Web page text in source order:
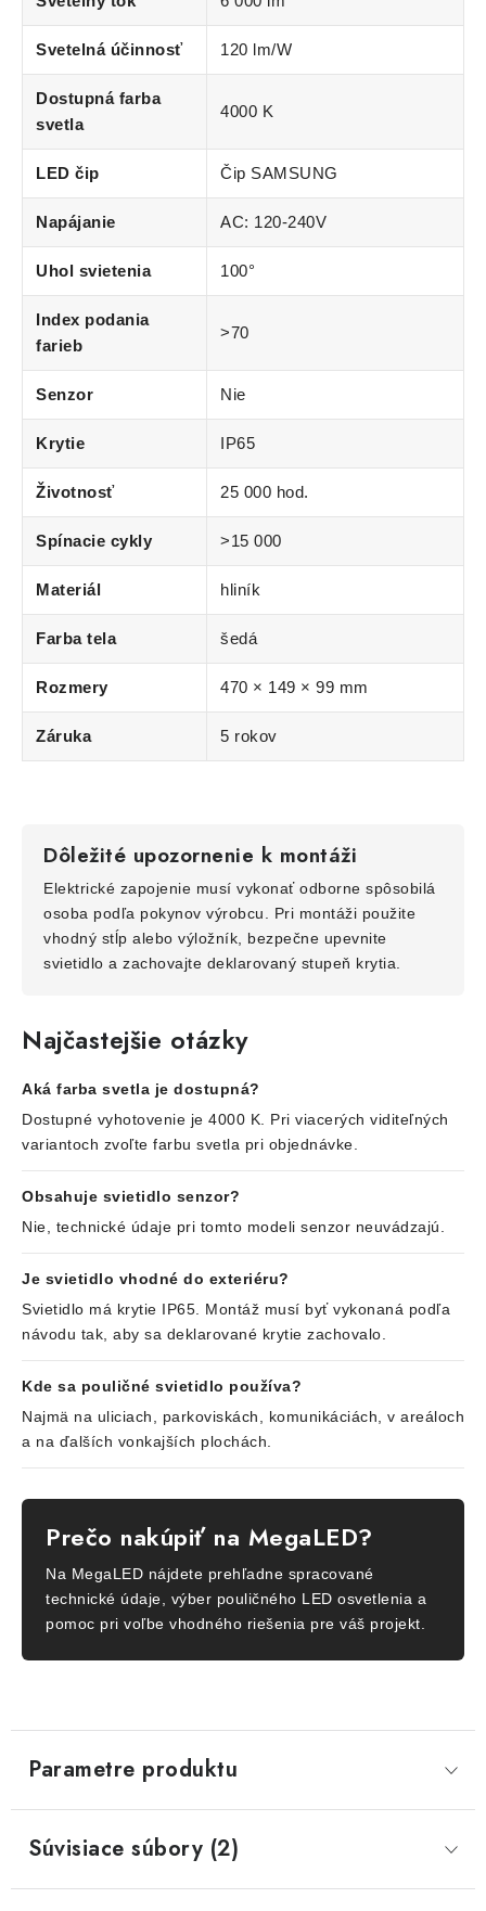
Svetelná účinnosť 120 lm/W
Dostupná farba
svetla
4000 K
LED čip Čip SAMSUNG
Napájanie AC: 120-240V
Uhol svietenia 100°
Index podania
farieb
>70
Senzor Nie
Krytie IP65
Životnosť 25 000 hod.
Spínacie cykly >15 000
Materiál hliník
Farba tela šedá
Rozmery 470 × 149 × 99 mm
Záruka 5 rokov
Dôležité upozornenie k montáži
Elektrické zapojenie musí vykonať odborne spôsobilá
osoba podľa pokynov výrobcu. Pri montáži použite
vhodný stĺp alebo výložník, bezpečne upevnite
svietidlo a zachovajte deklarovaný stupeň krytia.
Najčastejšie otázky
Aká farba svetla je dostupná?
Dostupné vyhotovenie je 4000 K. Pri viacerých viditeľných
variantoch zvoľte farbu svetla pri objednávke.
Obsahuje svietidlo senzor?
Nie, technické údaje pri tomto modeli senzor neuvádzajú.
Je svietidlo vhodné do exteriéru?
Svietidlo má krytie IP65. Montáž musí byť vykonaná podľa
návodu tak, aby sa deklarované krytie zachovalo.
Kde sa pouličné svietidlo používa?
Najmä na uliciach, parkoviskách, komunikáciách, v areáloch
a na ďalších vonkajších plochách.
Prečo nakúpiť na MegaLED?
Na MegaLED nájdete prehľadne spracované
technické údaje, výber pouličného LED osvetlenia a
pomoc pri voľbe vhodného riešenia pre váš projekt.
Parametre produktu
Súvisiace súbory (2)